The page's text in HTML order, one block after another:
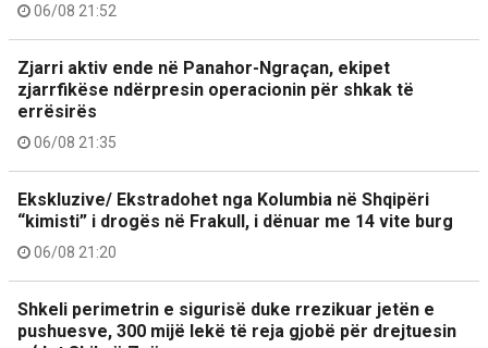
06/08 21:52
Zjarri aktiv ende në Panahor-Ngraçan, ekipet
zjarrfikëse ndërpresin operacionin për shkak të
errësirës
06/08 21:35
Ekskluzive/ Ekstradohet nga Kolumbia në Shqipëri
“kimisti” i drogës në Frakull, i dënuar me 14 vite burg
06/08 21:20
Shkeli perimetrin e sigurisë duke rrezikuar jetën e
pushuesve, 300 mijë lekë të reja gjobë për drejtuesin